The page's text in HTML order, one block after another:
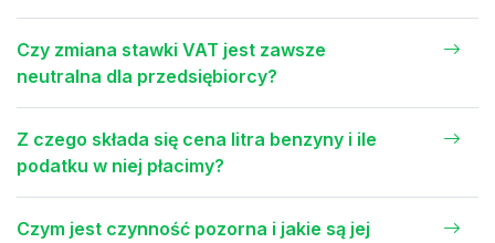
Czy zmiana stawki VAT jest zawsze
neutralna dla przedsiębiorcy?
Z czego składa się cena litra benzyny i ile
podatku w niej płacimy?
Czym jest czynność pozorna i jakie są jej